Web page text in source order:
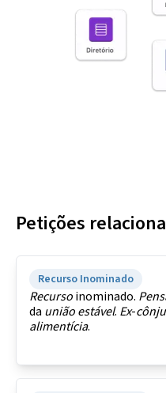
Petições
Recurso Inominado
Recursoinominado.
da uniãoestável. Ex-
alimentícia.